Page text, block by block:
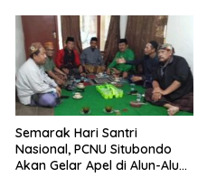
Semarak Hari Santri
Nasional, PCNU Situbondo
Akan Gelar Apel di Alun-Alun